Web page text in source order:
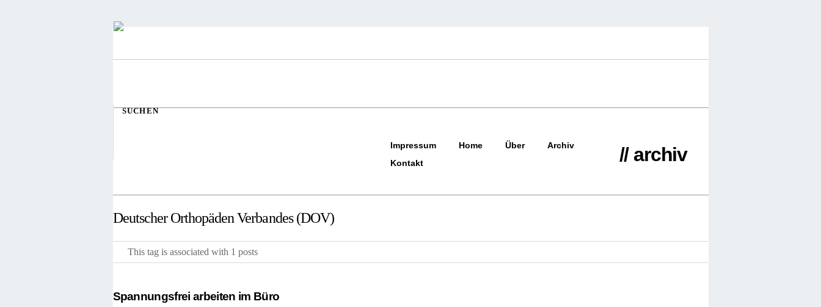
SUCHEN
Impressum Home Über
Archiv
Kontakt
// archiv
Deutscher Orthopäden Verbandes (DOV)
This tag is associated with 1 posts
Spannungsfrei arbeiten im Büro